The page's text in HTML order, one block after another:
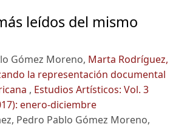
leídos del mismo
Gómez Moreno, Marta Rodríguez,
la representación documental
, Estudios Artísticos: Vol. 3
enero-diciembre
Pedro Pablo Gómez Moreno,